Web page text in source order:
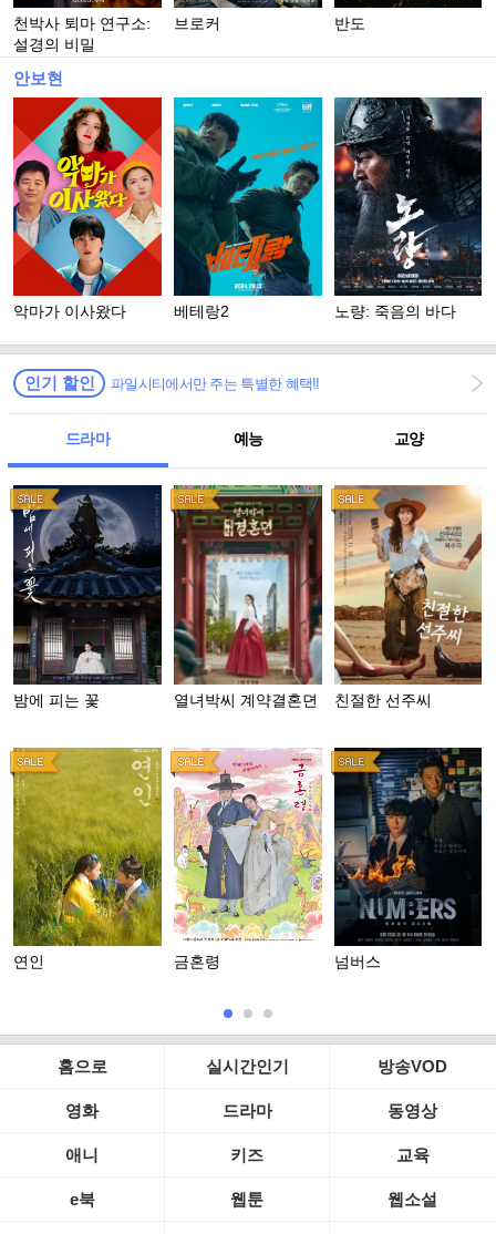
천박사 퇴마 연구소:
설경의 비밀
브로커 반도
안보현
악마가 이사왔다 베테랑2 노량: 죽음의 바다
인기 할인 파일시티에서만 주는 특별한 혜택!!
드라마 예능 교양
밤에 피는 꽃 열녀박씨 계약결혼뎐 친절한 선주씨
연인 금혼령 넘버스
홈으로 실시간인기 방송VOD
영화 드라마 동영상
애니 키즈 교육
e북 웹툰 웹소설